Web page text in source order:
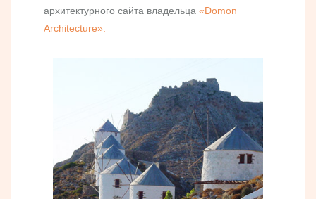
архитектурного сайта владельца «Domon
Architecture».